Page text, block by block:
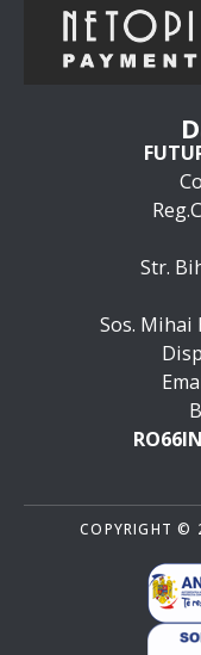
Str.
Sos. Mihai
COPYRIGHT ©